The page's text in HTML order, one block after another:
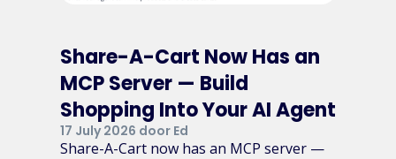
Share-A-Cart Now Has an
MCP Server — Build
Shopping Into Your AI Agent
17 July 2026 door Ed
Share-A-Cart now has an MCP server —